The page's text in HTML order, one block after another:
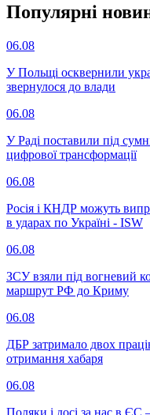
Популярнi
06.08
У Польщі осквернили
звернулося до влади
06.08
У Раді поставили під
цифрової трансформації
06.08
Росія і КНДР можуть
в ударах по Україні - ISW
06.08
ЗСУ взяли під вогневий
маршрут РФ до Криму
06.08
ДБР затримало двох
отримання хабаря
06.08
Поляки і досі за нас в ЄС